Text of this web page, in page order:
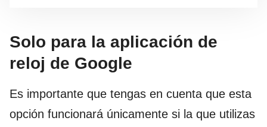
Solo para la aplicación de
reloj de Google
Es importante que tengas en cuenta que esta
opción funcionará únicamente si la que utilizas